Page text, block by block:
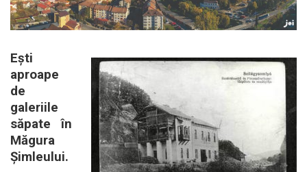
Ești
aproape
de
galeriile
săpate în
Măgura
Șimleului.